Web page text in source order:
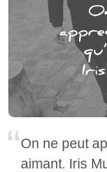
On ne peut
aimant. Iris